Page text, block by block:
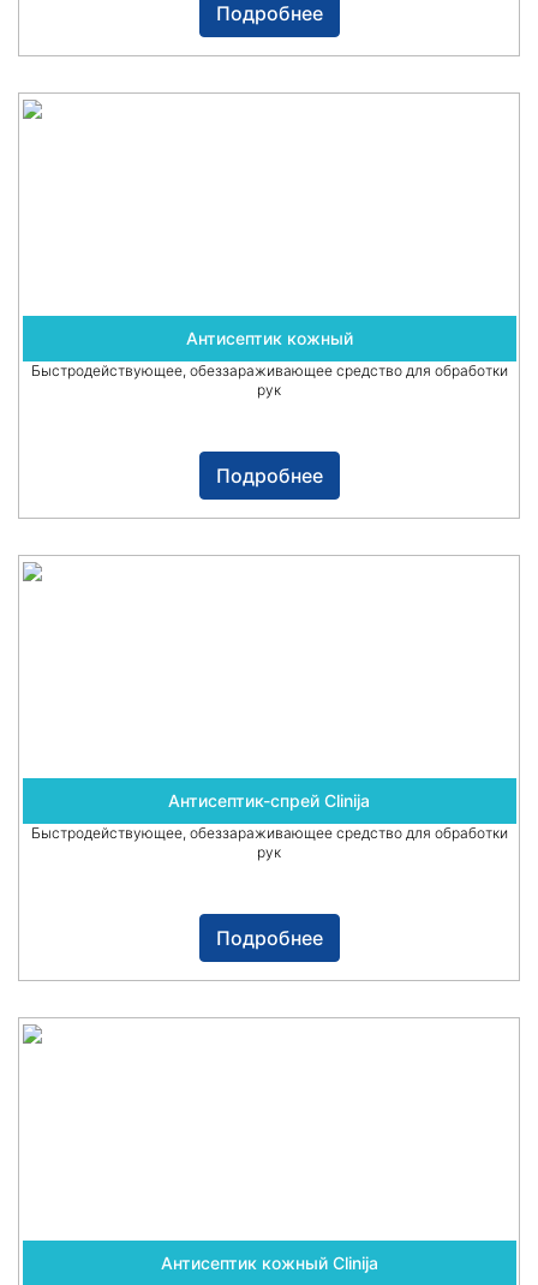
Подробнее
Антисептик кожный
Быстродействующее, обеззараживающее средство для обработки
рук
Подробнее
Антисептик-спрей Clinija
Быстродействующее, обеззараживающее средство для обработки
рук
Подробнее
Антисептик кожный Clinija